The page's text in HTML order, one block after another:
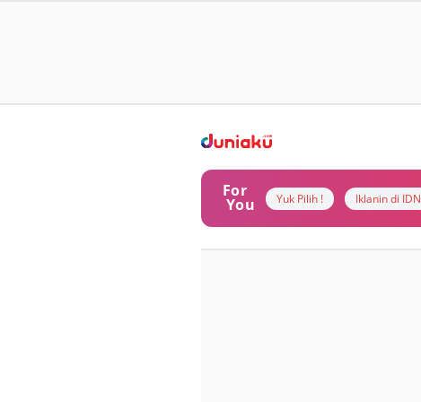
For
You Yuk Pilih ! Iklanin di IDN